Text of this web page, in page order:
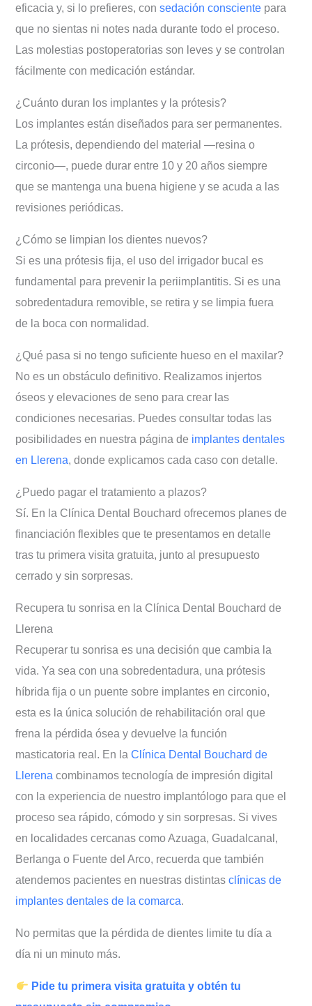
eficacia y, si lo prefieres, consedación consciente para
que no sientas ni notes nada durante todo el proceso.
Las molestias postoperatorias son leves y se controlan
fácilmente con medicación estándar.
¿Cuánto duran los implantes y la prótesis?
Los implantes están diseñados para ser permanentes.
La prótesis, dependiendo del material —resina o
circonio—, puede durar entre 10 y 20 años siempre
que se mantenga una buena higiene y se acuda a las
revisiones periódicas.
¿Cómo se limpian los dientes nuevos?
Si es una prótesis fija, el uso del irrigador bucal es
fundamental para prevenir la periimplantitis. Si es una
sobredentadura removible, se retira y se limpia fuera
de la boca con normalidad.
¿Qué pasa si no tengo suficiente hueso en el maxilar?
No es un obstáculo definitivo. Realizamos injertos
óseos y elevaciones de seno para crear las
condiciones necesarias. Puedes consultar todas las
posibilidades en nuestra página de implantes dentales
en Llerena, donde explicamos cada caso con detalle.
¿Puedo pagar el tratamiento a plazos?
Sí. En la Clínica Dental Bouchard ofrecemos planes de
financiación flexibles que te presentamos en detalle
tras tu primera visita gratuita, junto al presupuesto
cerrado y sin sorpresas.
Recupera tu sonrisa en la Clínica Dental Bouchard de
Llerena
Recuperar tu sonrisa es una decisión que cambia la
vida. Ya sea con una sobredentadura, una prótesis
híbrida fija o un puente sobre implantes en circonio,
esta es la única solución de rehabilitación oral que
frena la pérdida ósea y devuelve la función
masticatoria real. En laClínica Dental Bouchard de
Llerena combinamos tecnología de impresión digital
con la experiencia de nuestro implantólogo para que el
proceso sea rápido, cómodo y sin sorpresas. Si vives
en localidades cercanas como Azuaga, Guadalcanal,
Berlanga o Fuente del Arco, recuerda que también
atendemos pacientes en nuestras distintasclínicas de
implantes dentales de la comarca.
No permitas que la pérdida de dientes limite tu día a
día ni un minuto más.
Pide tu primera visita gratuita y obtén tu